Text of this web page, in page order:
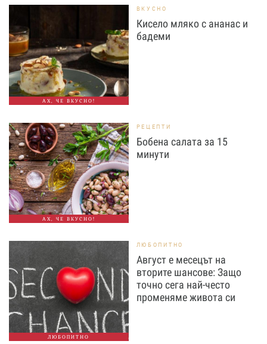
АХ, ЧЕ ВКУСНО!
ВКУСНО
Кисело мляко с ананас и
бадеми
АХ, ЧЕ ВКУСНО!
РЕЦЕПТИ
Бобена салата за 15
минути
ЛЮБОПИТНО
ЛЮБОПИТНО
Август е месецът на
вторите шансове: Защо
точно сега най-често
променяме живота си